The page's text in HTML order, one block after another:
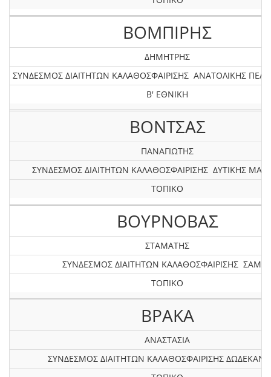
ΒΟΜΠΙΡΗΣ
ΔΗΜΗΤΡΗΣ
ΣΥΝΔΕΣΜΟΣ ΔΙΑΙΤΗΤΩΝ ΚΑΛΑΘΟΣΦΑΙΡΙΣΗΣ ΑΝΑΤΟΛΙΚΗΣ
Β' ΕΘΝΙΚΗ
ΒΟΝΤΣΑΣ
ΠΑΝΑΓΙΩΤΗΣ
ΣΥΝΔΕΣΜΟΣ ΔΙΑΙΤΗΤΩΝ ΚΑΛΑΘΟΣΦΑΙΡΙΣΗΣ ΔΥΤΙΚΗΣ
ΤΟΠΙΚΟ
ΒΟΥΡΝΟΒΑΣ
ΣΤΑΜΑΤΗΣ
ΣΥΝΔΕΣΜΟΣ ΔΙΑΙΤΗΤΩΝ ΚΑΛΑΘΟΣΦΑΙΡΙΣΗΣ
ΤΟΠΙΚΟ
ΒΡΑΚΑ
ΑΝΑΣΤΑΣΙΑ
ΣΥΝΔΕΣΜΟΣ ΔΙΑΙΤΗΤΩΝ ΚΑΛΑΘΟΣΦΑΙΡΙΣΗΣ